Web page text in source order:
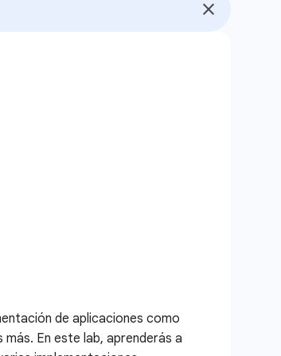
de aplicaciones como
En este lab, aprenderás a